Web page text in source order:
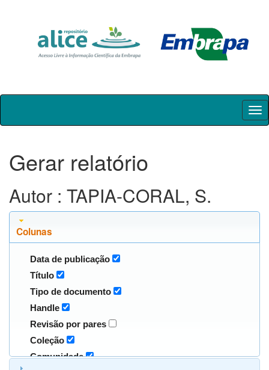
Skip
Gerar relatório
Autor : TAPIA-CORAL, S.
Colunas
Data de publicação
Título
Tipo de documento
Handle
Revisão por pares
Coleção
Comunidade